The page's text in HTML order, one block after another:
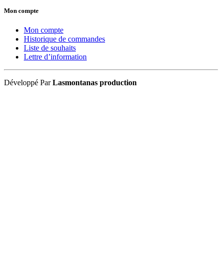
Mon compte
Mon compte
Historique de commandes
Liste de souhaits
Lettre d’information
Développé ParLasmontanas production